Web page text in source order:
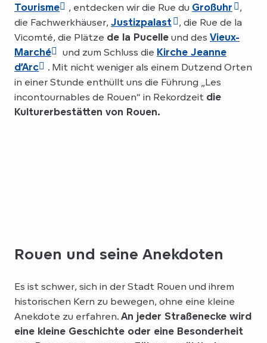
Tourisme
, entdecken wir die Rue du Großuhr
,
die Fachwerkhäuser, Justizpalast
, die Rue de la
Vicomté, die Plätze de la Pucelle und des Vieux-
Marché
und zum Schluss die Kirche Jeanne
d’Arc
. Mit nicht weniger als einem Dutzend Orten
in einer Stunde enthüllt uns die Führung „Les
incontournables de Rouen“ in Rekordzeit die
Kulturerbestätten von Rouen.
Rouen und seine Anekdoten
Es ist schwer, sich in der Stadt Rouen und ihrem
historischen Kern zu bewegen, ohne eine kleine
Anekdote zu erfahren. An jeder Straßenecke wird
eine kleine Geschichte oder eine Besonderheit